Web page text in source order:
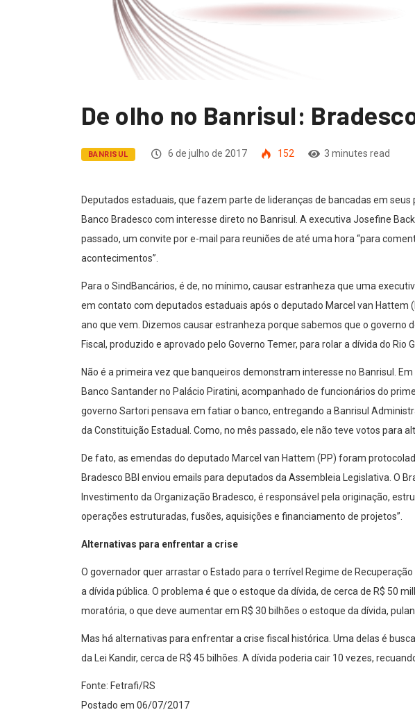
De olho no Banrisul:
BANRISUL 6 de julho de 2017 152 3 minutes read
Deputados estaduais, que fazem parte de lideranças de bancadas em
Banco Bradesco com interesse direto no Banrisul. A executiva Josefine
passado, um convite por e-mail para reuniões de até uma hora “para
acontecimentos”.
Para o SindBancários, é de, no mínimo, causar estranheza que uma
em contato com deputados estaduais após o deputado Marcel van
ano que vem. Dizemos causar estranheza porque sabemos que o governo
Fiscal, produzido e aprovado pelo Governo Temer, para rolar a dívida do Rio
Não é a primeira vez que banqueiros demonstram interesse no Banrisul.
Banco Santander no Palácio Piratini, acompanhado de funcionários do
governo Sartori pensava em fatiar o banco, entregando a Banrisul
da Constituição Estadual. Como, no mês passado, ele não teve votos para
De fato, as emendas do deputado Marcel van Hattem (PP) foram
Bradesco BBI enviou emails para deputados da Assembleia Legislativa. O
Investimento da Organização Bradesco, é responsável pela originação,
operações estruturadas, fusões, aquisições e financiamento de projetos”.
Alternativas para enfrentar a crise
O governador quer arrastar o Estado para o terrível Regime de
a dívida pública. O problema é que o estoque da dívida, de cerca de R$ 50
moratória, o que deve aumentar em R$ 30 bilhões o estoque da dívida,
Mas há alternativas para enfrentar a crise fiscal histórica. Uma delas é
da Lei Kandir, cerca de R$ 45 bilhões. A dívida poderia cair 10 vezes,
Fonte: Fetrafi/RS
Postado em 06/07/2017